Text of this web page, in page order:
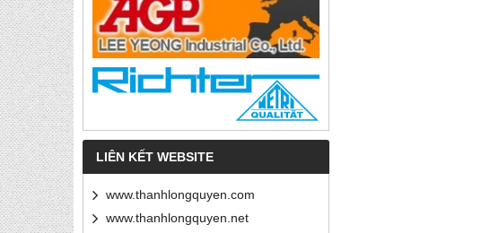
LIÊN KẾT WEBSITE
www.thanhlongquyen.com
www.thanhlongquyen.net